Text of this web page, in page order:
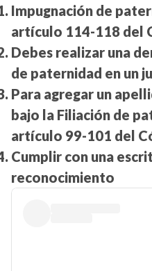
Impugnación de
artículo 114-118 del
Debes realizar una
de paternidad en un
Para agregar un
bajo la Filiación de
artículo 99-101 del
Cumplir con una
reconocimiento